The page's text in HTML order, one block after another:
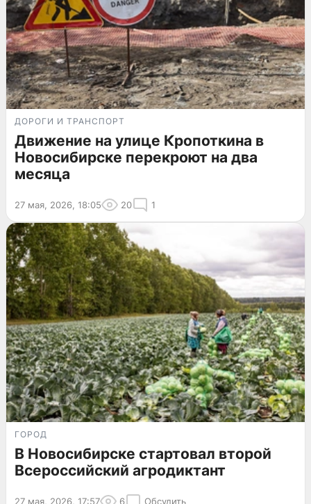
ДОРОГИ И ТРАНСПОРТ
Движение на улице Кропоткина в
Новосибирске перекроют на два
месяца
27 мая, 2026, 18:05 20 1
ГОРОД
В Новосибирске стартовал второй
Всероссийский агродиктант
27 мая, 2026, 17:57 6 Обсудить